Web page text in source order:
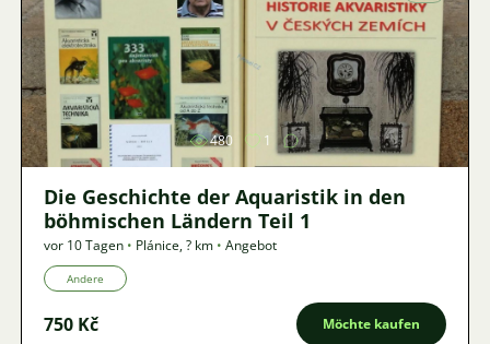
Bild
480 1
Die Geschichte der Aquaristik in den
böhmischen Ländern Teil 1
vor 10 Tagen • Plánice,? km • Angebot
Andere
750 Kč Möchte kaufen